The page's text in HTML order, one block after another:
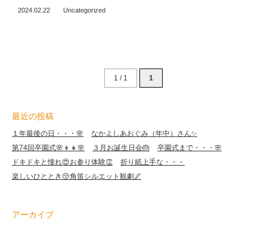
2024.02.22 Uncategorized
1 / 1 1
最近の投稿
１年最後の日・・・🌸
なかよしあおぐみ（年中）さん✨
第74回卒園式🌸👦👧🌸
３月お誕生日会🎂
卒園式まで・・・🌸
ドキドキと憧れ😍お参り体験👏
折り紙上手な・・・
楽しいひととき😚角笛シルエット観劇🌌
アーカイブ